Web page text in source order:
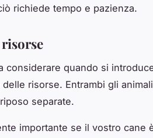
richiede tempo e pazienza.
considerare quando si
risorse. Entrambi gli
separate.
importante se il vostro cane